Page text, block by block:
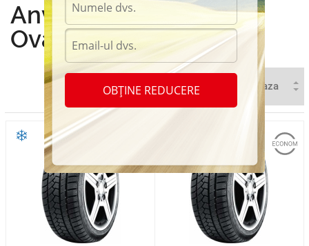
Anvelope de iarna
Ovation in Causeni
OBȚINE REDUCERE